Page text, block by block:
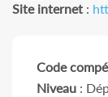
Site internet :
Code
Niveau :